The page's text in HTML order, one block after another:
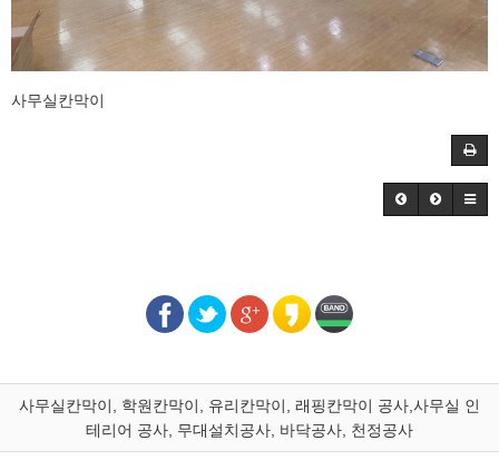
사무실칸막이
사무실칸막이, 학원칸막이, 유리칸막이, 래핑칸막이 공사,사무실 인
테리어 공사, 무대설치공사, 바닥공사, 천정공사